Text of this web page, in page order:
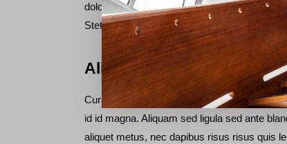
dolore magna aliquyam erat, sed diam
Stet clita kasd gubergren, no sea takimata
Aliquam quis lobortis
Curabitur pellentesque odio magna, id
id id magna. Aliquam sed ligula sed ante
aliquet metus, nec dapibus risus risus quis